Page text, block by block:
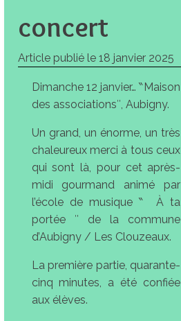
concert
Article publié le 18 janvier 2025
Dimanche 12 janvier… ‶Maison
des associations″, Aubigny.
Un grand, un énorme, un très
chaleureux merci à tous ceux
qui sont là, pour cet après-
midi gourmand animé par
l’école de musique ‶ À ta
portée ″ de la commune
d’Aubigny / Les Clouzeaux.
La première partie, quarante-
cinq minutes, a été confiée
aux élèves.